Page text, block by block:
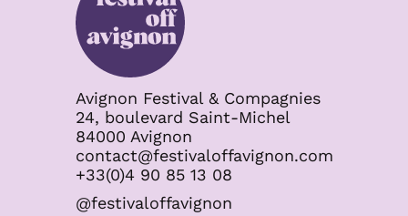
Avignon Festival & Compagnies
24, boulevard Saint-Michel
84000 Avignon
contact@festivaloffavignon.com
+33(0)4 90 85 13 08
@festivaloffavignon